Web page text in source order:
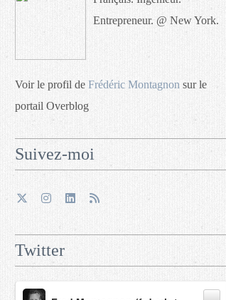
Entrepreneur. @ New York.
Voir le profil de Frédéric Montagnon sur le
portail Overblog
Suivez-moi
Twitter